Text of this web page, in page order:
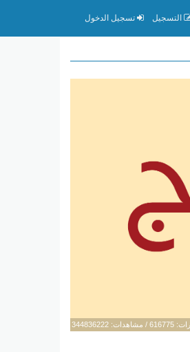
التسجيل تسجيل الدخول
/ مشاهدات: 344836222